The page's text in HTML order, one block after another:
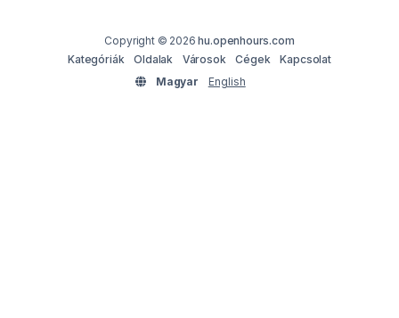
Copyright © 2026hu.openhours.com
Kategóriák
Oldalak Városok Cégek
Kapcsolat
Magyar
English